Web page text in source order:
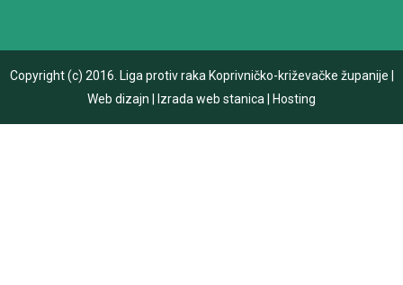
Copyright (c) 2016. Liga protiv raka Koprivničko-križevačke županije
Web dizajn
Izrada web stanica Hosting